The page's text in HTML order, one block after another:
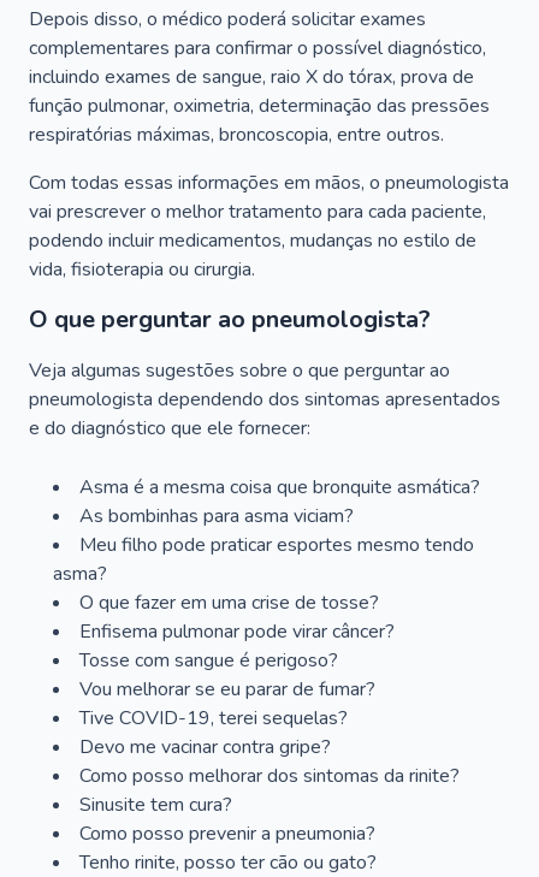
Depois disso, o médico poderá solicitar exames
complementares para confirmar o possível diagnóstico,
incluindo exames de sangue, raio X do tórax, prova de
função pulmonar, oximetria, determinação das pressões
respiratórias máximas, broncoscopia, entre outros.
Com todas essas informações em mãos, o pneumologista
vai prescrever o melhor tratamento para cada paciente,
podendo incluir medicamentos, mudanças no estilo de
vida, fisioterapia ou cirurgia.
O que perguntar ao pneumologista?
Veja algumas sugestões sobre o que perguntar ao
pneumologista dependendo dos sintomas apresentados
e do diagnóstico que ele fornecer:
Asma é a mesma coisa que bronquite asmática?
As bombinhas para asma viciam?
Meu filho pode praticar esportes mesmo tendo
asma?
O que fazer em uma crise de tosse?
Enfisema pulmonar pode virar câncer?
Tosse com sangue é perigoso?
Vou melhorar se eu parar de fumar?
Tive COVID-19, terei sequelas?
Devo me vacinar contra gripe?
Como posso melhorar dos sintomas da rinite?
Sinusite tem cura?
Como posso prevenir a pneumonia?
Tenho rinite, posso ter cão ou gato?